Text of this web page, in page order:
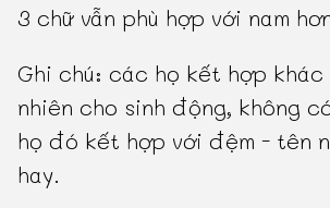
3 chữ vẫn phù hợp với nam
Ghi chú: các họ kết hợp khác
nhiên cho sinh động, không
họ đó kết hợp với đệm - tên
hay.